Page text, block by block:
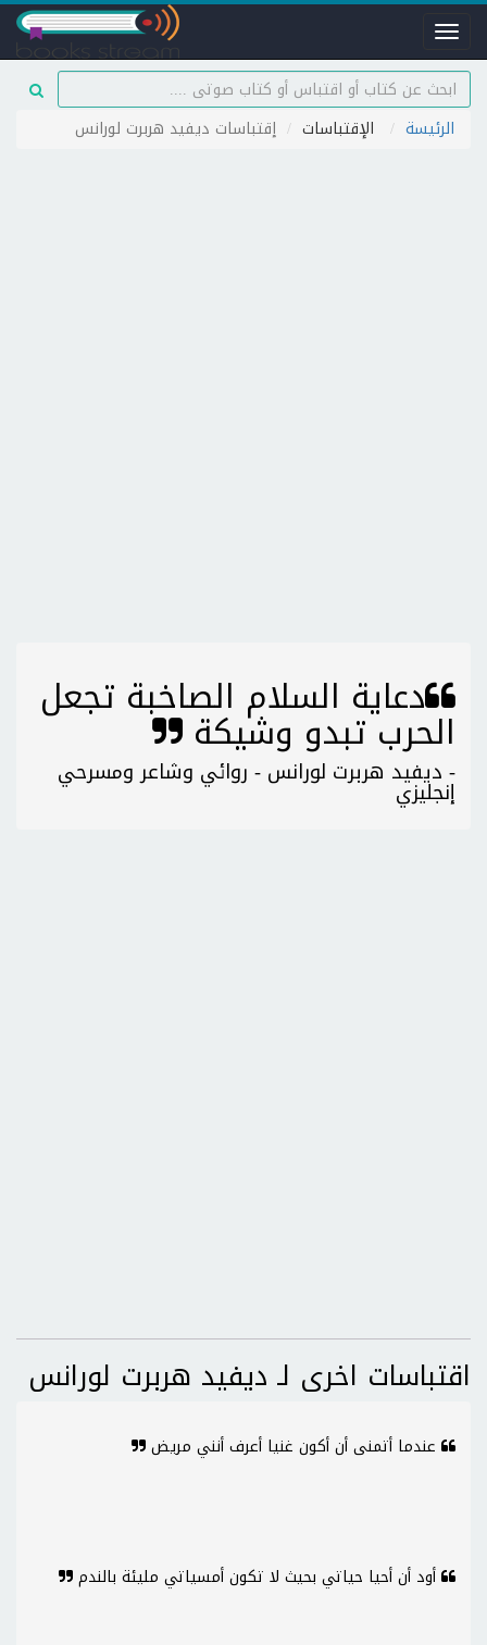
Toggle
navigation
الرئيسة الإقتباسات إقتباسات ديفيد هربرت لورانس
دعاية السلام الصاخبة تجعل
الحرب تبدو وشيكة
- ديفيد هربرت لورانس - روائي وشاعر ومسرحي
إنجليزي
اقتباسات اخرى لـ ديفيد هربرت لورانس
عندما أتمنى أن أكون غنيا أعرف أنني مريض
أود أن أحيا حياتي بحيث لا تكون أمسياتي مليئة بالندم